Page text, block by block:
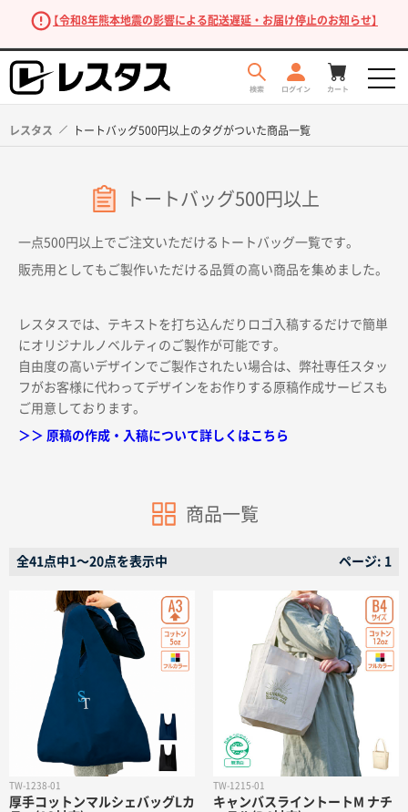
【令和8年熊本地震の影響による配送遅延・お届け停止のお知らせ】
ターゲットから探す
目的・シーンから探す
イベントから探す
印刷色から探す
レスタス トートバッグ500円以上のタグがついた商品一覧
トートバッグ500円以上
一点500円以上でご注文いただけるトートバッグ一覧です。
販売用としてもご製作いただける品質の高い商品を集めました。
レスタスでは、テキストを打ち込んだりロゴ入稿するだけで簡単
にオリジナルノベルティのご製作が可能です。
自由度の高いデザインでご製作されたい場合は、弊社専任スタッ
フがお客様に代わってデザインをお作りする原稿作成サービスも
ご用意しております。
＞＞ 原稿の作成・入稿について詳しくはこちら
商品一覧
全41点中1〜20点を表示中 ページ: 1
TW-1238-01
厚手コットンマルシェバッグLカ
TW-1215-01
キャンバスライントートM ナチ